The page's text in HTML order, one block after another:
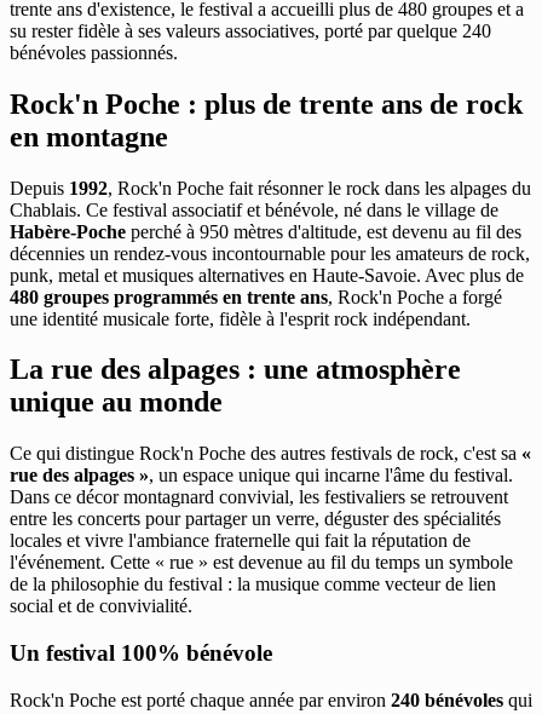
trente ans d'existence, le festival a accueilli plus de 480 groupes et a
su rester fidèle à ses valeurs associatives, porté par quelque 240
bénévoles passionnés.
Rock'n Poche : plus de trente ans de rock
en montagne
Depuis 1992, Rock'n Poche fait résonner le rock dans les alpages du
Chablais. Ce festival associatif et bénévole, né dans le village de
Habère-Poche perché à 950 mètres d'altitude, est devenu au fil des
décennies un rendez-vous incontournable pour les amateurs de rock,
punk, metal et musiques alternatives en Haute-Savoie. Avec plus de
480 groupes programmés en trente ans, Rock'n Poche a forgé
une identité musicale forte, fidèle à l'esprit rock indépendant.
La rue des alpages : une atmosphère
unique au monde
Ce qui distingue Rock'n Poche des autres festivals de rock, c'est sa «
rue des alpages », un espace unique qui incarne l'âme du festival.
Dans ce décor montagnard convivial, les festivaliers se retrouvent
entre les concerts pour partager un verre, déguster des spécialités
locales et vivre l'ambiance fraternelle qui fait la réputation de
l'événement. Cette « rue » est devenue au fil du temps un symbole
de la philosophie du festival : la musique comme vecteur de lien
social et de convivialité.
Un festival 100% bénévole
Rock'n Poche est porté chaque année par environ 240 bénévoles qui